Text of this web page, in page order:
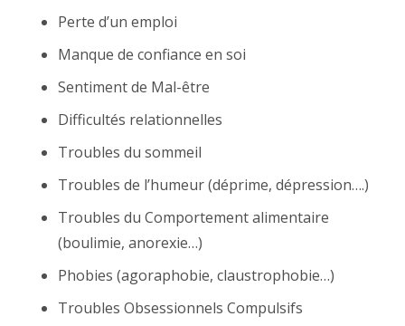
Perte d’un emploi
Manque de confiance en soi
Sentiment de Mal-être
Difficultés relationnelles
Troubles du sommeil
Troubles de l’humeur (déprime, dépression….)
Troubles du Comportement alimentaire
(boulimie, anorexie…)
Phobies (agoraphobie, claustrophobie…)
Troubles Obsessionnels Compulsifs